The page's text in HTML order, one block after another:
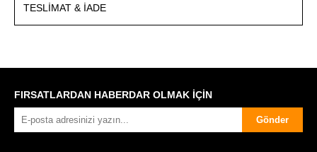
TESLIMAT & İADE
FIRSATLARDAN HABERDAR OLMAK İÇİN
Gönder